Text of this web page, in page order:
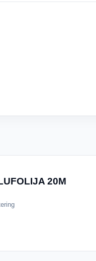
20M